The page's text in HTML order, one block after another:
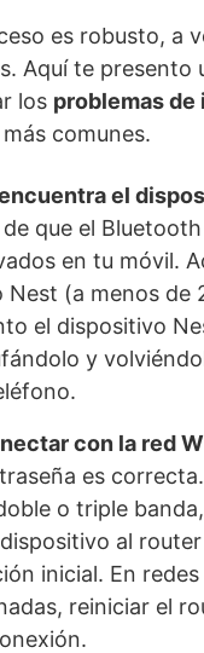
es robusto, a
Aquí te presento
los problemas de
más comunes.
el
que el
en tu móvil.
Nest (a menos de
el dispositivo
y
con la red
es
o triple
al
inicial. En
reiniciar el